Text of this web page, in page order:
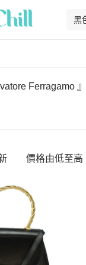
Ferragamo 』
價格由低至高